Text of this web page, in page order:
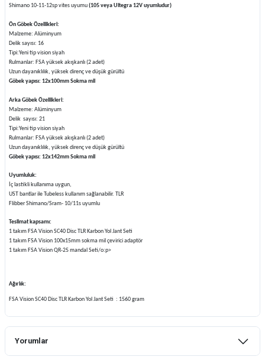
Shimano 10-11-12sp vites uyumu(105 veya Ultegra 12V uyumludur)
Ön Göbek Özellikleri:
Malzeme: Alüminyum
Delik sayısı: 16
Tipi:Yeni tip vision siyah
Rulmanlar: FSA yüksek akışkanlı (2 adet)
Uzun dayanıklılık, yüksek direnç ve düşük gürültü
Göbek yapısı: 12x100mm Sokma mil
Arka Göbek Özellikleri:
Malzeme: Alüminyum
Delik sayısı: 21
Tipi:Yeni tip vision siyah
Rulmanlar: FSA yüksek akışkanlı (2 adet)
Uzun dayanıklılık, yüksek direnç ve düşük gürültü
Göbek yapısı: 12x142mm Sokma mil
Uyumluluk:
İç lastikli kullanıma uygun,
UST bantlar ile Tubeless kullanım sağlanabilir. TLR
Flibber Shimano/Sram- 10/11s uyumlu
Teslimat kapsamı:
1 takım FSA Vision SC40 Disc TLR Karbon Yol Jant Seti
1 takım FSA Vision 100x15mm sokma mil çevirici adaptör
1 takım FSA Vision QR-25 mandal Seti/o:p>
Ağırlık:
FSA Vision SC40 Disc TLR Karbon Yol Jant Seti : 1560 gram
Yorumlar